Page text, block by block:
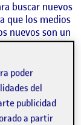
buscar nuevos
que los medios
nuevos son un
poder
del
publicidad
a partir